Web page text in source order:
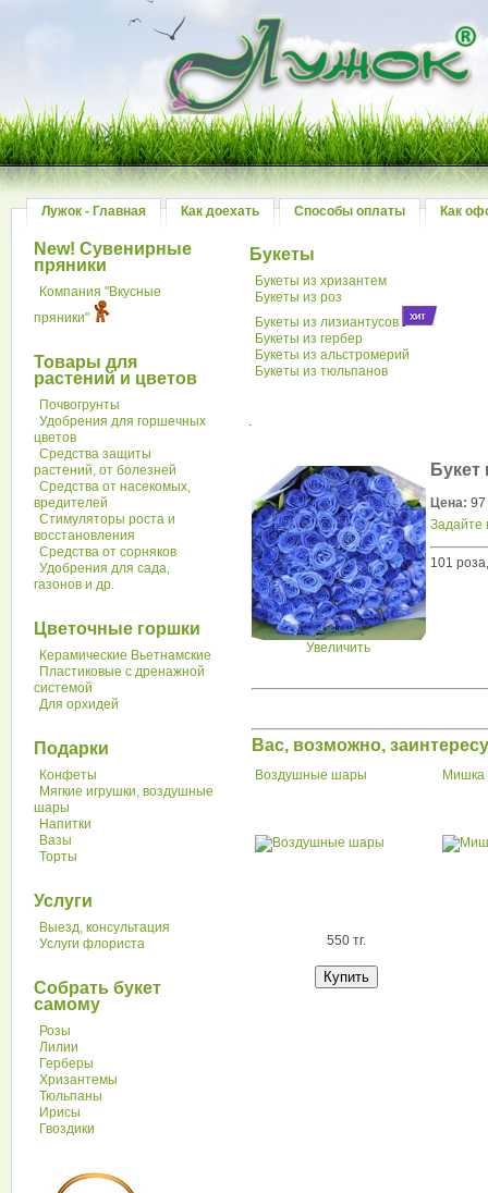
Лужок - Главная Как доехать Способы оплаты Как
New! Сувенирные
пряники
Компания "Вкусные
пряники"
Товары для
растений и цветов
Почвогрунты
Удобрения для горшечных
цветов
Средства защиты
растений, от болезней
Средства от насекомых,
вредителей
Стимуляторы роста и
восстановления
Средства от сорняков
Удобрения для сада,
газонов и др.
Цветочные горшки
Керамические Вьетнамские
Пластиковые с дренажной
системой
Для орхидей
Подарки
Конфеты
Мягкие игрушки, воздушные
шары
Напитки
Вазы
Торты
Услуги
Выезд, консультация
Услуги флориста
Собрать букет
самому
Розы
Лилии
Герберы
Хризантемы
Тюльпаны
Ирисы
Гвоздики
Букеты
Букеты из хризантем
Букеты из роз
Букеты из лизиантусов
Букеты из гербер
Букеты из альстромерий
Букеты из тюльпанов
.
Увеличить
Цена: 97
Задайте
101
Вас, возможно,
Воздушные шары
550 тг.
Мишка